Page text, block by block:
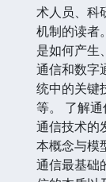
术人员、科
机制的读者
是如何产生
通信和数字
统中的关键
等。 了解
通信技术的
本概念与模
通信最基础